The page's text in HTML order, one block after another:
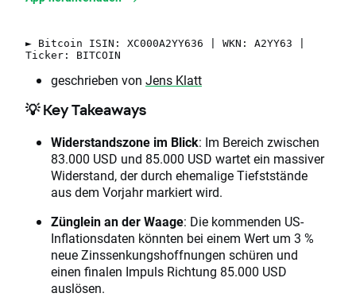
► Bitcoin ISIN: XC000A2YY636 | WKN: A2YY63 |
Ticker: BITCOIN
geschrieben von Jens Klatt
💡 Key Takeaways
Widerstandszone im Blick: Im Bereich zwischen
83.000 USD und 85.000 USD wartet ein massiver
Widerstand, der durch ehemalige Tiefststände
aus dem Vorjahr markiert wird.
Zünglein an der Waage: Die kommenden US-
Inflationsdaten könnten bei einem Wert um 3 %
neue Zinssenkungshoffnungen schüren und
einen finalen Impuls Richtung 85.000 USD
auslösen.